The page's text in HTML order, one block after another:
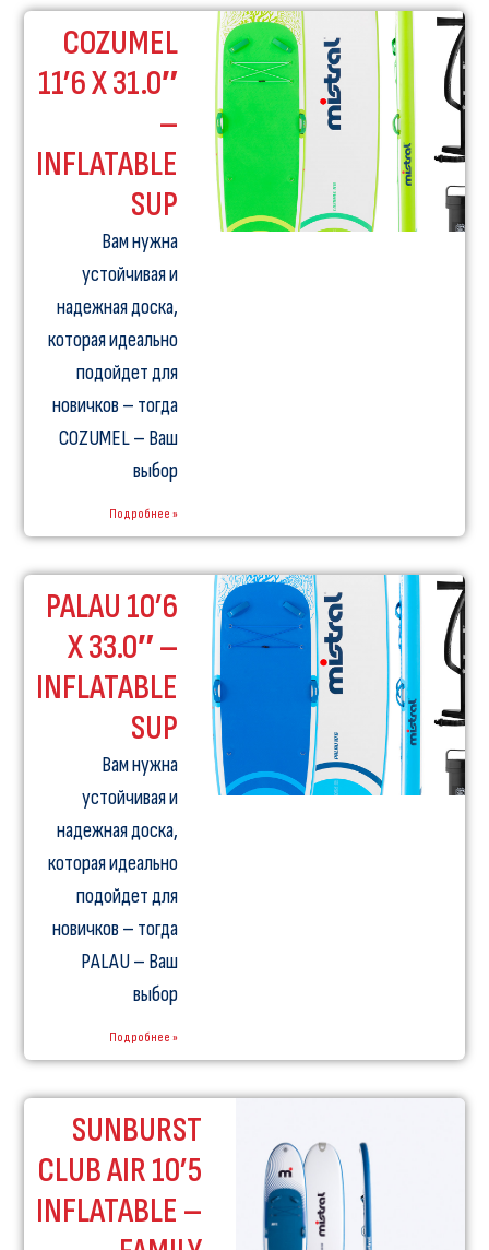
СOZUMEL
11’6 X 31.0″
–
INFLATABLE
SUP
Вам нужна
устойчивая и
надежная доска,
которая идеально
подойдет для
новичков – тогда
COZUMEL – Ваш
выбор
Подробнее »
PALAU 10’6
X 33.0″ –
INFLATABLE
SUP
Вам нужна
устойчивая и
надежная доска,
которая идеально
подойдет для
новичков – тогда
PALAU – Ваш
выбор
Подробнее »
SUNBURST
CLUB AIR 10’5
INFLATABLE –